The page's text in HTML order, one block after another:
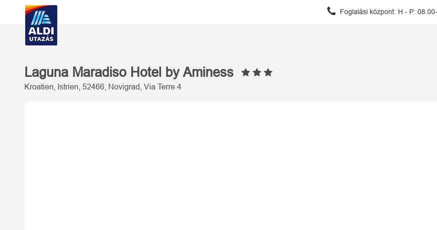
Foglalási központ: H - P:
Laguna Maradiso Hotel by Aminess
Kroatien, Istrien, 52466, Novigrad, Via Terre 4